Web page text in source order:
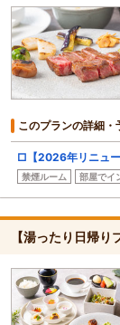
このプランの詳細・
□【2026年リニュー
禁煙ルーム 部屋でイ
【湯ったり日帰